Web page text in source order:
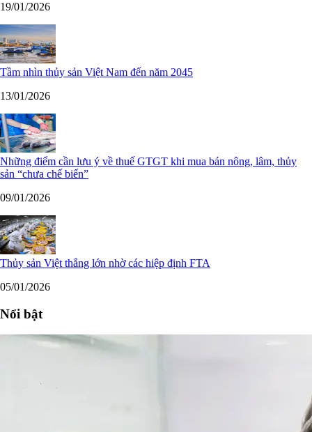
19/01/2026
Tầm nhìn thủy sản Việt Nam đến năm 2045
13/01/2026
Những điểm cần lưu ý về thuế GTGT khi mua bán nông, lâm, thủy
sản “chưa chế biến”
09/01/2026
Thủy sản Việt thắng lớn nhờ các hiệp định FTA
05/01/2026
Nổi bật